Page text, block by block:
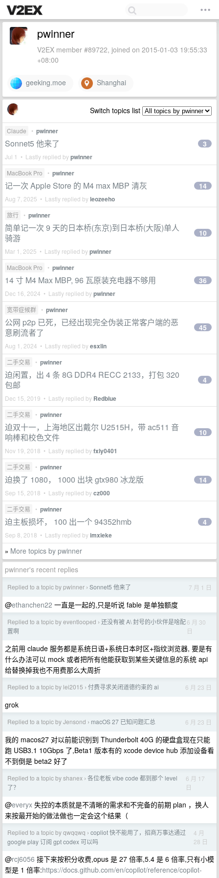
pwinner
V2EX member #89722, joined on 2015-01-03 19:55:33
+08:00
geeking.moe Shanghai
Switch topics list
Claude • pwinner
Sonnet5 他来了
Jul 1 • Lastly replied bypwinner
3
MacBook Pro • pwinner
记一次 Apple Store 的 M4 max MBP 清灰
Aug 7, 2025 • Lastly replied byleozeeho
14
旅行 • pwinner
简单记一次 9 天的日本桥(东京)到日本桥(大阪)单人
骑游
Mar 1, 2025 • Lastly replied bypwinner
10
MacBook Pro • pwinner
14 寸 M4 Max MBP, 96 瓦原装充电器不够用
Dec 16, 2024 • Lastly replied bypwinner
36
宽带症候群 • pwinner
公网 p2p 已死，已经出现完全伪装正常客户端的恶
意刷流者了
Aug 1, 2024 • Lastly replied byesxlin
45
二手交易 • pwinner
迫闲置，出 4 条 8G DDR4 RECC 2133，打包 320
包邮
Dec 15, 2019 • Lastly replied by Redblue
4
二手交易 • pwinner
迫双十一，上海地区出戴尔 U2515H，带 ac511 音
响棒和校色文件
Nov 19, 2018 • Lastly replied byfxly0401
10
二手交易 • pwinner
迫换了 1080， 1000 出块 gtx980 冰龙版
Sep 15, 2018 • Lastly replied bycz000
14
二手交易 • pwinner
迫主板损坏， 100 出一个 94352hmb
Sep 8, 2018 • Lastly replied byimxieke
4
» More topics by pwinner
pwinner's recent replies
Replied to a topic by pwinner › Sonnet5 他来了 7 月 1 日
@ethanchen22 一直是一起的,只是听说 fable 是单独额度
Replied to a topic by eventlooped › 还没有被 A\ 封号的小伙伴是啥配
置啊
6 月 30
日
之前用 claude 服务都是系统日语+系统日本时区+指纹浏览器, 要是有
什么办法可以 mock 或者把所有他能获取到某些关键信息的系统 api
给替换掉我也不用费那么大周折
Replied to a topic by lei2015 › 付费寻求关闭道德约束的 ai 6 月 23 日
grok
Replied to a topic by Jensond › macOS 27 已知问题汇总 6 月 23 日
我的 macos27 对以前能识别到 Thunderbolt 40G 的硬盘盒现在只能
跑 USB3.1 10Gbps 了,Beta1 版本有的 xcode device hub 添加设备看
不到倒是 beta2 好了
Replied to a topic by shanex › 各位老板 vibe code 都到那个 level
了？
6 月 17
日
@everyx 失控的本质就是不清晰的需求和不完备的前期 plan ，换人
来按最开始的做法做也一定会这个结果（
Replied to a topic by qwqqwq › copliot 快不能用了，招商万事达通过
google play 订阅 gpt codex 可以吗
4 月
28 日
@rcj6056 接下来按积分收费,opus 是 27 倍率,5.4 是 6 倍率,只有小模
型是 1 倍率:https://docs.github.com/en/copilot/reference/copilot-